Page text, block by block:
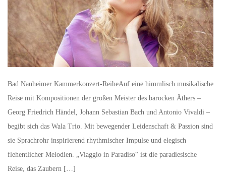
Bad Nauheimer Kammerkonzert-ReiheAuf eine himmlisch musikalische
Reise mit Kompositionen der großen Meister des barocken Äthers –
Georg Friedrich Händel, Johann Sebastian Bach und Antonio Vivaldi –
begibt sich das Wala Trio. Mit bewegender Leidenschaft & Passion sind
sie Sprachrohr inspirierend rhythmischer Impulse und elegisch
flehentlicher Melodien. „Viaggio in Paradiso“ ist die paradiesische
Reise, das Zaubern […]